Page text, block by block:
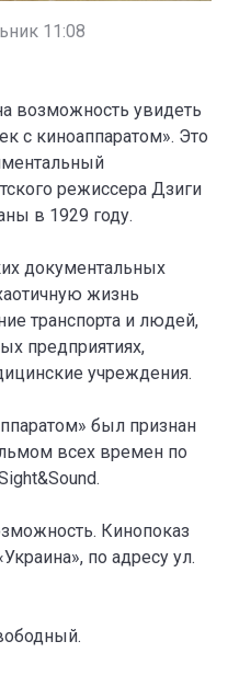
11:08
возможность увидеть
с киноаппаратом». Это
режиссера Дзиги
в 1929 году.
документальных
жизнь
транспорта и людей,
предприятиях,
учреждения.
был признан
всех времен по
Кинопоказ
по адресу ул.